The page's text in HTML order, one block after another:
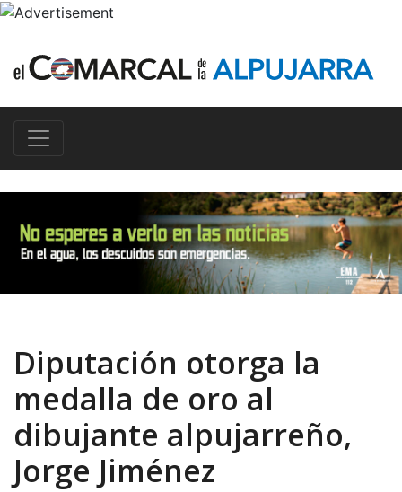
Diputación otorga la
medalla de oro al
dibujante alpujarreño,
Jorge Jiménez